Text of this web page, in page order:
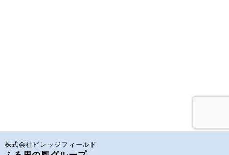
株式会社ビレッジフィールド